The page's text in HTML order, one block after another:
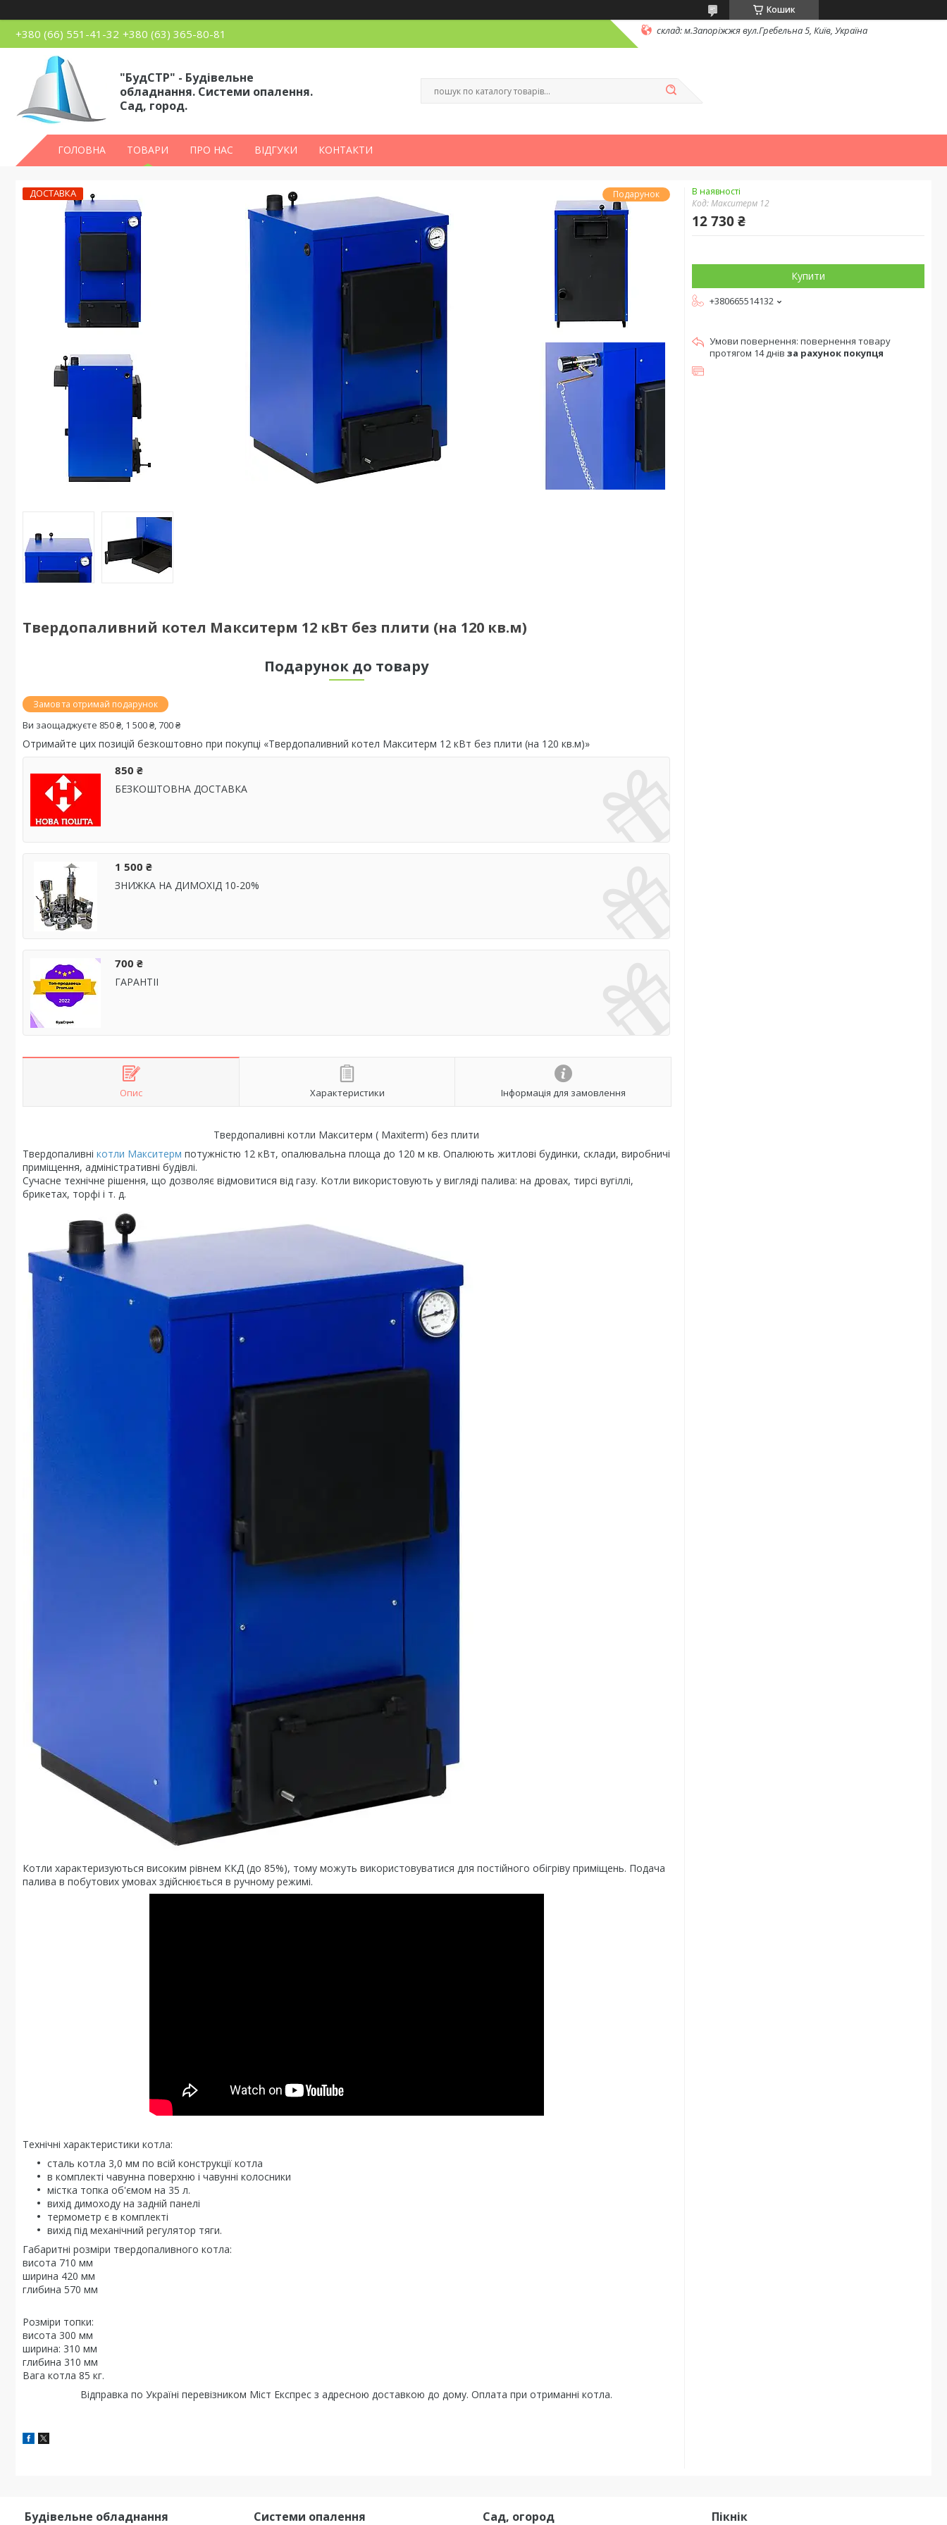
Кошик
+380 (66) 551-41-32 +380 (63) 365-80-81 склад: м.Запоріжжя вул.Гребельна 5, Київ, Україна
"БудСТР" - Будівельне
обладнання. Системи опалення.
Сад, город.
ГОЛОВНА ТОВАРИ ПРО НАС ВІДГУКИ КОНТАКТИ
ДОСТАВКА Подарунок
Твердопаливний котел Макситерм 12 кВт без плити (на 120 кв.м)
Подарунок до товару
Замов та отримай подарунок
Ви заощаджуєте 850 ₴, 1 500 ₴, 700 ₴
Отримайте цих позицій безкоштовно при покупці «Твердопаливний котел Макситерм 12 кВт без плити (на 120 кв.м)»
850 ₴
БЕЗКОШТОВНА ДОСТАВКА
1 500 ₴
ЗНИЖКА НА ДИМОХІД 10-20%
700 ₴
ГАРАНТІІ
Опис Характеристики Інформація для замовлення
Твердопаливні котли Макситерм ( Maxiterm) без плити
Твердопаливні котли Макситерм потужністю 12 кВт, опалювальна площа до 120 м кв. Опалюють житлові будинки, склади, виробничі
приміщення, адміністративні будівлі.
Сучасне технічне рішення, що дозволяє відмовитися від газу. Котли використовують у вигляді палива: на дровах, тирсі вугіллі,
брикетах, торфі і т. д.
Котли характеризуються високим рівнем ККД (до 85%), тому можуть використовуватися для постійного обігріву приміщень. Подача
палива в побутових умовах здійснюється в ручному режимі.
Технічні характеристики котла:
сталь котла 3,0 мм по всій конструкції котла
в комплекті чавунна поверхню і чавунні колосники
містка топка об'ємом на 35 л.
вихід димоходу на задній панелі
термометр є в комплекті
вихід під механічний регулятор тяги.
Габаритні розміри твердопаливного котла:
висота 710 мм
ширина 420 мм
глибина 570 мм
Розміри топки:
висота 300 мм
ширина: 310 мм
глибина 310 мм
Вага котла 85 кг.
Відправка по Україні перевізником Міст Експрес з адресною доставкою до дому. Оплата при отриманні котла.
В наявності
Код:Макситерм 12
12 730 ₴
Купити
+380665514132
повернення товару
протягом 14 днів за рахунок покупця
Будівельне обладнання Системи опалення Сад, огород Пікнік